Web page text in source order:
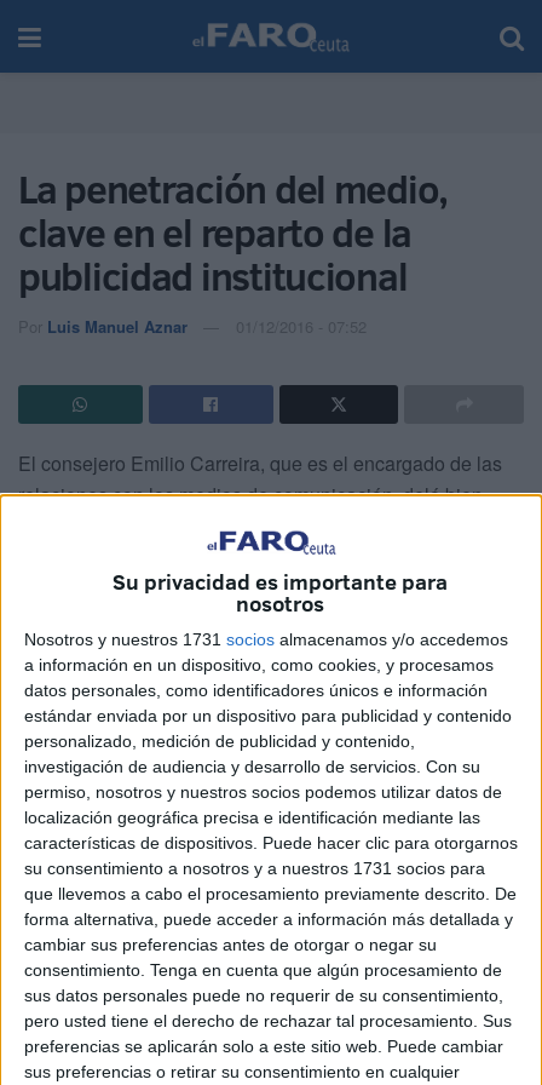
Su privacidad es importante para
nosotros
Nosotros y nuestros 1731 socios almacenamos y/o accedemos
a información en un dispositivo, como cookies, y procesamos
datos personales, como identificadores únicos e información
estándar enviada por un dispositivo para publicidad y contenido
personalizado, medición de publicidad y contenido,
investigación de audiencia y desarrollo de servicios. Con su
permiso, nosotros y nuestros socios podemos utilizar datos de
localización geográfica precisa e identificación mediante las
características de dispositivos. Puede hacer clic para otorgarnos
su consentimiento a nosotros y a nuestros 1731 socios para
que llevemos a cabo el procesamiento previamente descrito. De
forma alternativa, puede acceder a información más detallada y
cambiar sus preferencias antes de otorgar o negar su
consentimiento. Tenga en cuenta que algún procesamiento de
sus datos personales puede no requerir de su consentimiento,
pero usted tiene el derecho de rechazar tal procesamiento. Sus
preferencias se aplicarán solo a este sitio web. Puede cambiar
sus preferencias o retirar su consentimiento en cualquier
La penetración del medio,
clave en el reparto de la
publicidad institucional
Por Luis Manuel Aznar 01/12/2016 - 07:52
El consejero Emilio Carreira, que es el encargado de las
relaciones con los medios de comunicación, deló bien
claro que el reparto de la publicidad institucional irá en
función del nivel de penetración que tengan las distintas
empresas periodísticas, radiofónicas o en Internet.
Además, dijo que desde que se hizo cargo de este área,
siempre había solicitado la actualización de ese nivel de
penetración a los responsables del área de Comunicación
del Ayuntamiento y que cuando cuente con esos datos
elevará un acuerdo al Consejo de Gobierno para que se
proceda al reparto de acuerdo con ese nivel de
seguimiento.
De todas maneras, también quiso dejar bien claro que
para poder entrar en el reparto de estas campañas
institucionales, en primer lugar, se debe ser un medio de
comunicación, “porque no es un medio un blog o una
persona que haga desde su casa una página en Internet”,
y luego, es que como cualquier empresa que contrata con
el Ayuntamiento esté al día en todas sus obligaciones